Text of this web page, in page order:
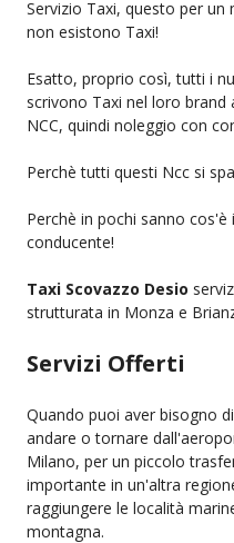
Servizio Taxi, questo per un
non esistono Taxi!
Esatto, proprio così, tutti i
scrivono Taxi nel loro
NCC, quindi noleggio con
Perchè tutti questi Ncc si
Perchè in pochi sanno
conducente!
Taxi Scovazzo Desio
strutturata in Monza e
Servizi Offerti
Quando puoi aver bisogno di
andare o tornare
Milano, per un piccolo
importante in un'altra
raggiungere le località
montagna.